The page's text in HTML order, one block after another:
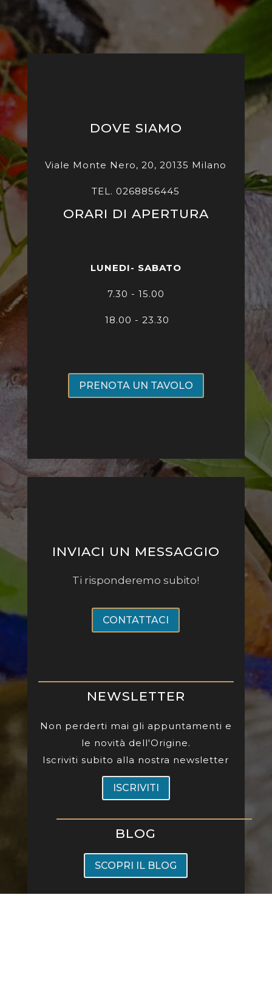
DOVE SIAMO
Viale Monte Nero, 20, 20135 Milano
TEL. 0268856445
ORARI DI APERTURA
LUNEDI- SABATO
7.30 - 15.00
18.00 - 23.30
PRENOTA UN TAVOLO
INVIACI UN MESSAGGIO
Ti risponderemo subito!
CONTATTACI
NEWSLETTER
Non perderti mai gli appuntamenti e
le novità dell'Origine.
Iscriviti subito alla nostra newsletter
ISCRIVITI
BLOG
SCOPRI IL BLOG